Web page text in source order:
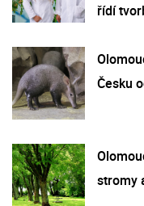
řídí
Česku
stromy